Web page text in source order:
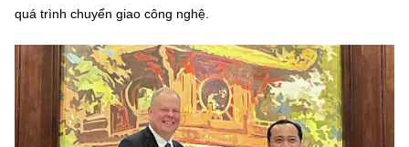
quá trình chuyển giao công nghệ.